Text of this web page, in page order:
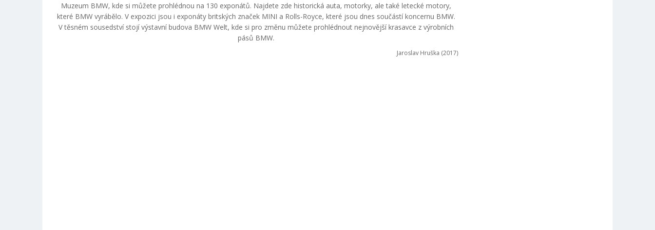
Muzeum BMW, kde si můžete prohlédnou na 130 exponátů. Najdete zde historická auta, motorky, ale také letecké motory,
které BMW vyrábělo. V expozici jsou i exponáty britských značek MINI a Rolls-Royce, které jsou dnes součástí koncernu BMW.
V těsném sousedství stojí výstavní budova BMW Welt, kde si pro změnu můžete prohlédnout nejnovější krasavce z výrobních
pásů BMW.
Jaroslav Hruška (2017)